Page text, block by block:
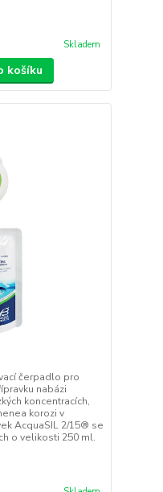
Skladem
košíku
čerpadlo pro
nabázi
koncentracích,
korozi v
AcquaSIL 2/15® se
o velikosti 250 ml.